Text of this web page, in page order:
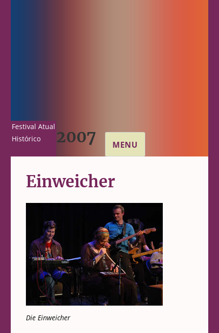
Festival Atual
Histórico
2007 MENU
Einweicher
Die Einweicher